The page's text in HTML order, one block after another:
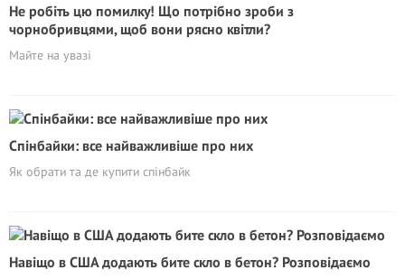
Не робіть цю помилку! Що потрібно зроби з
чорнобривцями, щоб вони рясно квітли?
Майте на увазі
Спінбайки: все найважливіше про них
Як обрати та де купити спінбайк
Навіщо в США додають бите скло в бетон? Розповідаємо